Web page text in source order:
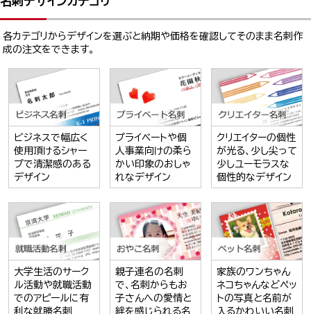
各カテゴリからデザインを選ぶと納期や価格を確認してそのまま名刺作
成の注文をできます。
ビジネスで幅広く
使用頂けるシャー
プで清潔感のある
デザイン
プライベートや個
人事業向けの柔ら
かい印象のおしゃ
れなデザイン
クリエイターの個性
が光る、少し尖って
少しユーモラスな
個性的なデザイン
大学生活のサーク
ル活動や就職活動
でのアピールに有
利な就勝名刺
親子連名の名刺
で、名刺からもお
子さんへの愛情と
絆を感じられる名
家族のワンちゃん
ネコちゃんなどペッ
トの写真と名前が
入るかわいい名刺